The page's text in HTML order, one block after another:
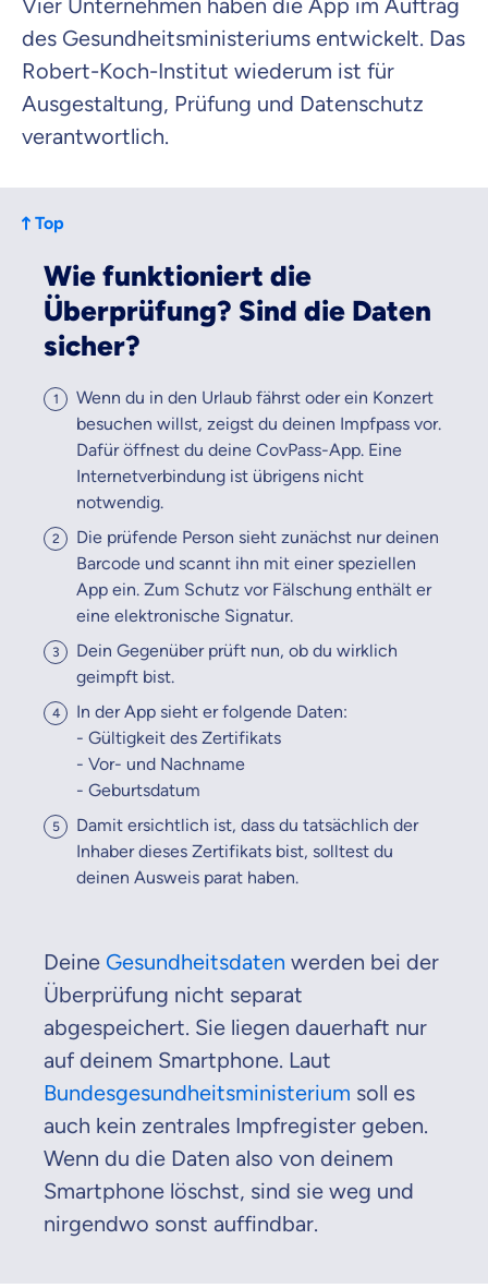
Vier Unternehmen haben die App im Auftrag
des Gesundheitsministeriums entwickelt. Das
Robert-Koch-Institut wiederum ist für
Ausgestaltung, Prüfung und Datenschutz
verantwortlich.
Top
Wie funktioniert die
Überprüfung? Sind die Daten
sicher?
Wenn du in den Urlaub fährst oder ein Konzert
besuchen willst, zeigst du deinen Impfpass vor.
Dafür öffnest du deine CovPass-App. Eine
Internetverbindung ist übrigens nicht
notwendig.
Die prüfende Person sieht zunächst nur deinen
Barcode und scannt ihn mit einer speziellen
App ein. Zum Schutz vor Fälschung enthält er
eine elektronische Signatur.
Dein Gegenüber prüft nun, ob du wirklich
geimpft bist.
In der App sieht er folgende Daten:
- Gültigkeit des Zertifikats
- Vor- und Nachname
- Geburtsdatum
Damit ersichtlich ist, dass du tatsächlich der
Inhaber dieses Zertifikats bist, solltest du
deinen Ausweis parat haben.
Deine Gesundheitsdaten werden bei der
Überprüfung nicht separat
abgespeichert. Sie liegen dauerhaft nur
auf deinem Smartphone. Laut
Bundesgesundheitsministerium soll es
auch kein zentrales Impfregister geben.
Wenn du die Daten also von deinem
Smartphone löschst, sind sie weg und
nirgendwo sonst auffindbar.